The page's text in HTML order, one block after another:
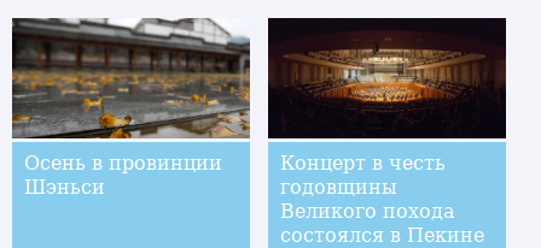
Осень в провинции
Шэньси
Концерт в честь
годовщины
Великого похода
состоялся в Пекине